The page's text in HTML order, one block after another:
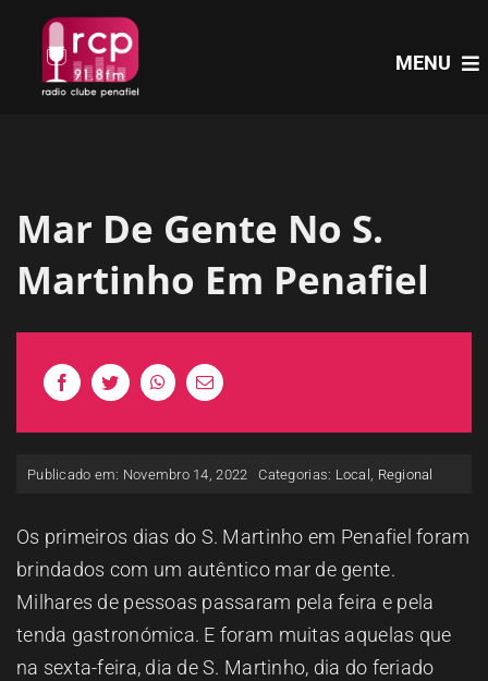
content
MENU
PROGRAMAS
NOTÍCIAS
CONTACTOS
Mar De Gente No S.
Martinho Em Penafiel
Publicado em: Novembro 14, 2022 Categorias: Local Regional
Os primeiros dias do S. Martinho em Penafiel foram
brindados com um autêntico mar de gente.
Milhares de pessoas passaram pela feira e pela
tenda gastronómica. E foram muitas aquelas que
na sexta-feira, dia de S. Martinho, dia do feriado